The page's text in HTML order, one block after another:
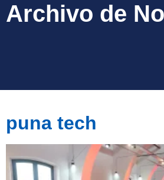
Archivo de
puna tech